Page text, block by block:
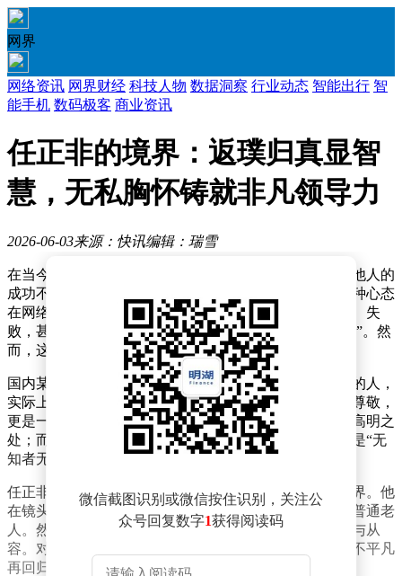
网界
网络资讯 网界财经 科技人物 数据洞察 行业动态 智能出行 智
能手机 数码极客 商业资讯
任正非的境界：返璞归真显智
慧，无私胸怀铸就非凡领导力
2026-06-03来源：快讯编辑：瑞雪
在当今社会，总有一些人习惯于对他人评头论足，认为他人的
成功不过是运气使然，自己若有机会定能做得更好。这种心态
在网络上尤为常见，一些人热衷于议论他人是非、缺点、失
败，甚至将他人贬低为“草台班子”，以彰显自己的“高明”。然
而，这种短视和狭隘，往往暴露了他们自身的局限。
国内某知名企业家曾直言，那些事业成就远不及任正非的人，
实际上并没有资格评价他。这种态度不仅是对任正非的尊敬，
更是一种高明的见识。真正的高手，才能体会到他人的高明之
处；而普通人，往往因为看不懂而觉得不过如此。这正是“无
知者无畏”的写照。
任正非，这位华为的创始人，早已达到了返璞归真的境界。他
在镜头前和日常生活中，都显得平易近人，如同身边的普通老
人。然而，这种普通背后，是经历过惊涛骇浪后的平静与从
容。对于普通人而言，从平凡到不平凡已属不易，而从不平凡
再回归平凡，更是难以理解和感受。
微信截图识别或微信按住识别，关注公
众号回复数字1获得阅读码